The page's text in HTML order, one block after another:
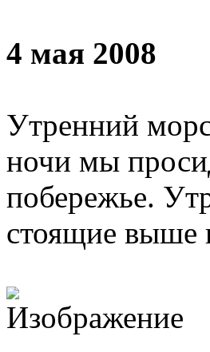
4 мая 2008
Утренний
ночи мы
побережье.
стоящие выше